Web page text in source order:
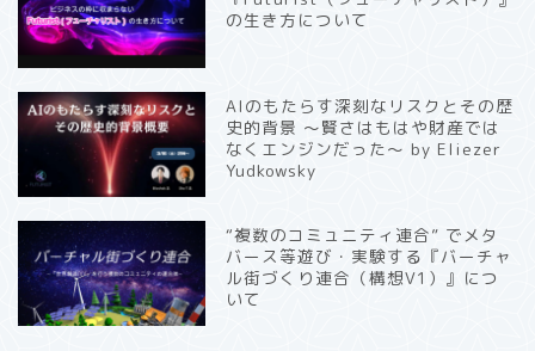
の生き方について
AIのもたらす深刻なリスクとその歴
史的背景 〜賢さはもはや財産では
なくエンジンだった〜 by Eliezer
Yudkowsky
“複数のコミュニティ連合” でメタ
バース等遊び・実験する『バーチャ
ル街づくり連合（構想V1）』につ
いて